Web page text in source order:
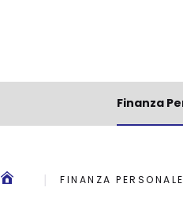
Finanza
FINANZA PERSONALE